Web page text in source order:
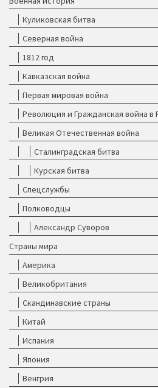
Куликовская битва
Северная война
1812 год
Кавказская война
Первая мировая война
Революция и Гражданская война в
Великая Отечественная война
Сталинградская битва
Курская битва
Спецслужбы
Полководцы
Александр Суворов
Страны мира
Америка
Великобритания
Скандинавские страны
Китай
Испания
Япония
Венгрия